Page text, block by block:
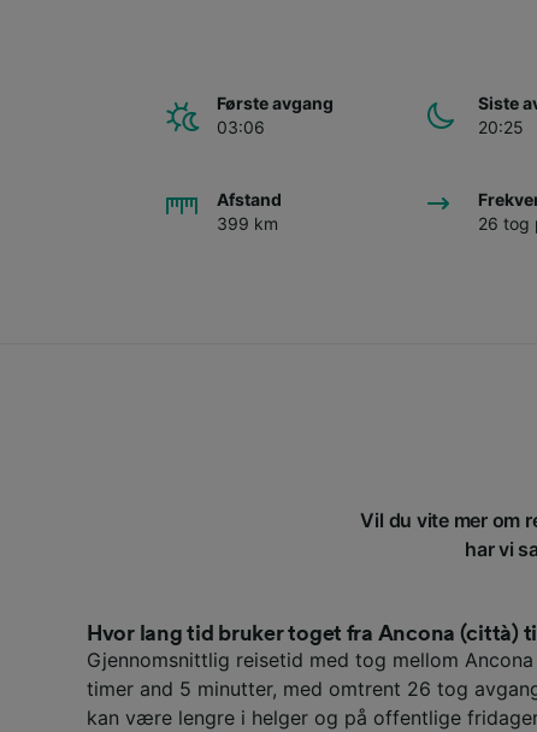
Første avgang
03:06
Siste
20:25
Afstand
399 km
26 tog
Vil du vite mer om
har vi
Hvor lang tid bruker toget fra Ancona (città)
Gjennomsnittlig reisetid med tog mellom
timer and 5 minutter, med omtrent 26 tog
kan være lengre i helger og på offentlige